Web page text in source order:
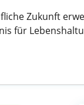
Zukunft
für